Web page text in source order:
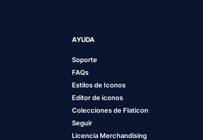
AYUDA
Soporte
FAQs
Estilos de Iconos
Editor de iconos
Colecciones de Flaticon
Seguir
Licencia Merchandising